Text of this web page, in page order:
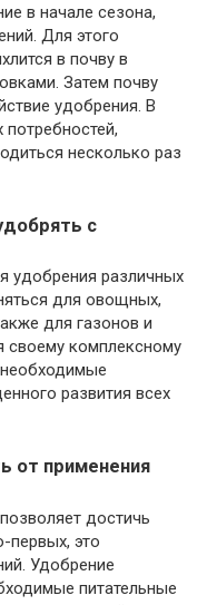
в начале сезона,
Для этого
в почву в
Затем почву
удобрения. В
потребностей,
несколько раз
с
удобрения различных
для овощных,
для газонов и
своему комплексному
развития всех
от применения
достичь
первых, это
Удобрение
питательные